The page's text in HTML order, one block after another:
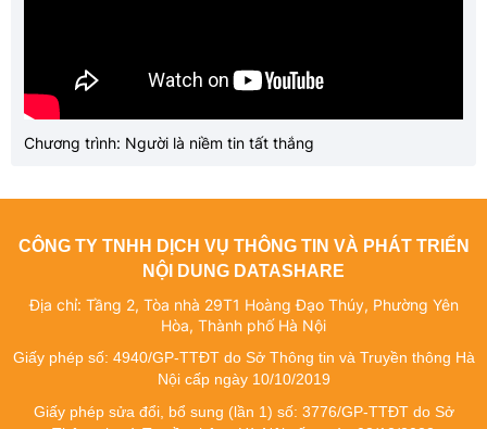
Chương trình: Người là niềm tin tất thắng
CÔNG TY TNHH DỊCH VỤ THÔNG TIN VÀ PHÁT TRIỂN
NỘI DUNG DATASHARE
Địa chỉ: Tầng 2, Tòa nhà 29T1 Hoàng Đạo Thúy, Phường Yên
Hòa, Thành phố Hà Nội
Giấy phép số: 4940/GP-TTĐT do Sở Thông tin và Truyền thông Hà
Nội cấp ngày 10/10/2019
Giấy phép sửa đổi, bổ sung (lần 1) số: 3776/GP-TTĐT do Sở